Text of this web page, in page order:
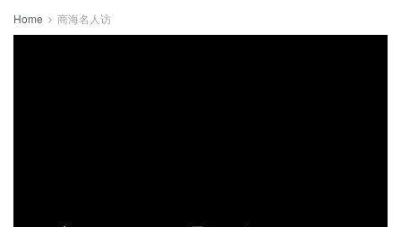
Home 商海名人访